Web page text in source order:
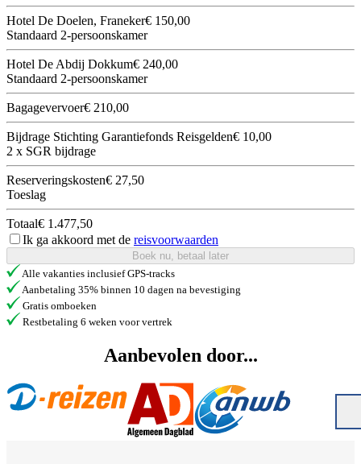
Hotel De Doelen, Franeker€ 150,00
Standaard 2-persoonskamer
Hotel De Abdij Dokkum€ 240,00
Standaard 2-persoonskamer
Bagagevervoer€ 210,00
Bijdrage Stichting Garantiefonds Reisgelden€ 10,00
2 x SGR bijdrage
Reserveringskosten€ 27,50
Toeslag
Totaal€ 1.477,50
Ik ga akkoord met de reisvoorwaarden
Boek nu, betaal later
Alle vakanties inclusief GPS-tracks
Aanbetaling 35% binnen 10 dagen na bevestiging
Gratis omboeken
Restbetaling 6 weken voor vertrek
Aanbevolen door...